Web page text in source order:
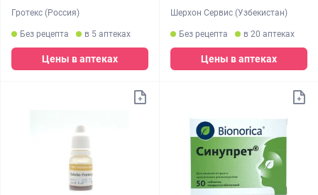
Гротекс (Россия)
Без рецепта в 5 аптеках
Цены в аптеках
Шерхон Сервис (Узбекистан)
Без рецепта в 20 аптеках
Цены в аптеках